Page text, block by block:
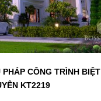
CÔNG TRÌNH BIỆT
KT2219